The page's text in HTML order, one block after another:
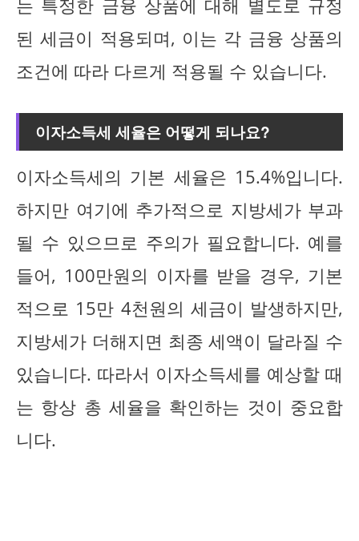
는 특정한 금융 상품에 대해 별도로 규정
된 세금이 적용되며, 이는 각 금융 상품의
조건에 따라 다르게 적용될 수 있습니다.
이자소득세 세율은 어떻게 되나요?
이자소득세의 기본 세율은 15.4%입니다.
하지만 여기에 추가적으로 지방세가 부과
될 수 있으므로 주의가 필요합니다. 예를
들어, 100만원의 이자를 받을 경우, 기본
적으로 15만 4천원의 세금이 발생하지만,
지방세가 더해지면 최종 세액이 달라질 수
있습니다. 따라서 이자소득세를 예상할 때
는 항상 총 세율을 확인하는 것이 중요합
니다.